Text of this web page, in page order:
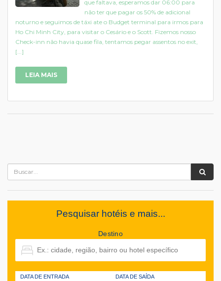
que faltava, esperamos dar 06:00 para
não ter que pagar os 50% de adicional
noturno e seguimos de táxi ate o Budget terminal para irmos para
Ho Chi Minh City, para visitar o Cesário e o Scott. Fizemos nosso
Check-inn não havia quase fila, tentamos pegar assentos no exit,
[...]
LEIA MAIS
Pesquisar hotéis e mais...
Destino
DATA DE ENTRADA DATA DE SAÍDA